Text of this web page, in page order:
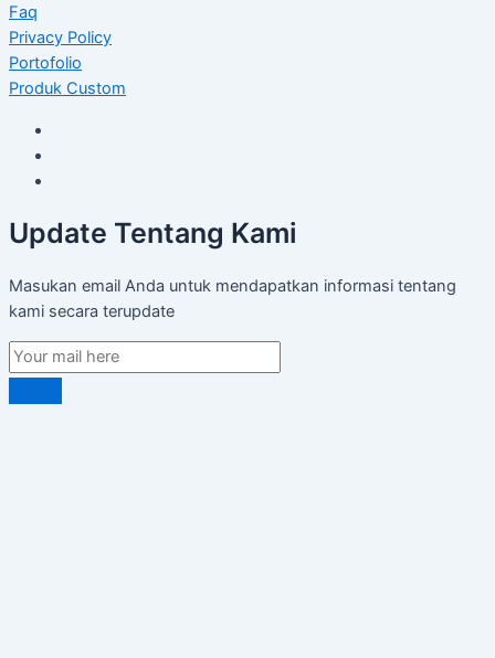
Faq
Privacy Policy
Portofolio
Produk Custom
Update Tentang Kami
Masukan email Anda untuk mendapatkan informasi tentang
kami secara terupdate